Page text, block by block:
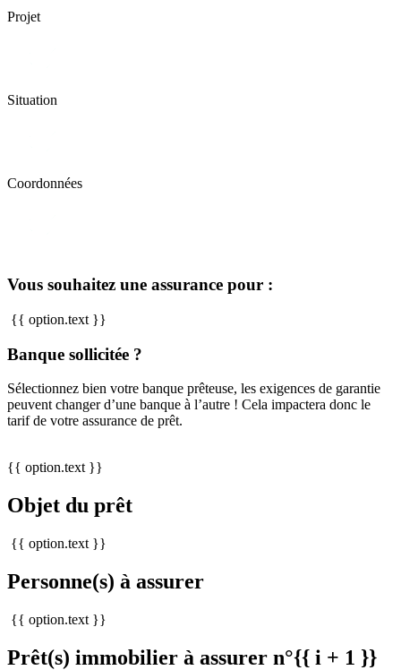
Projet
Situation
Coordonnées
Vous souhaitez une assurance pour :
{{ option.text }}
Banque sollicitée ?
Sélectionnez bien votre banque prêteuse, les exigences de garantie
peuvent changer d’une banque à l’autre ! Cela impactera donc le
tarif de votre assurance de prêt.
{{ option.text }}
Objet du prêt
{{ option.text }}
Personne(s) à assurer
{{ option.text }}
Prêt(s) immobilier à assurer n°{{ i + 1 }}